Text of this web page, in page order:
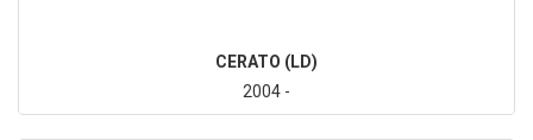
CERATO (LD)
2004 -